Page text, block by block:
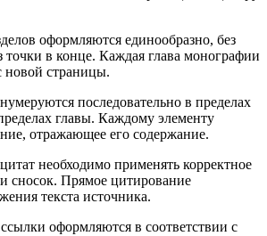
оформляются единообразно, без
точки в конце. Каждая глава монографии
новой страницы.
последовательно в пределах
главы. Каждому элементу
отражающее его содержание.
необходимо применять корректное
сносок. Прямое цитирование
текста источника.
оформляются в соответствии с